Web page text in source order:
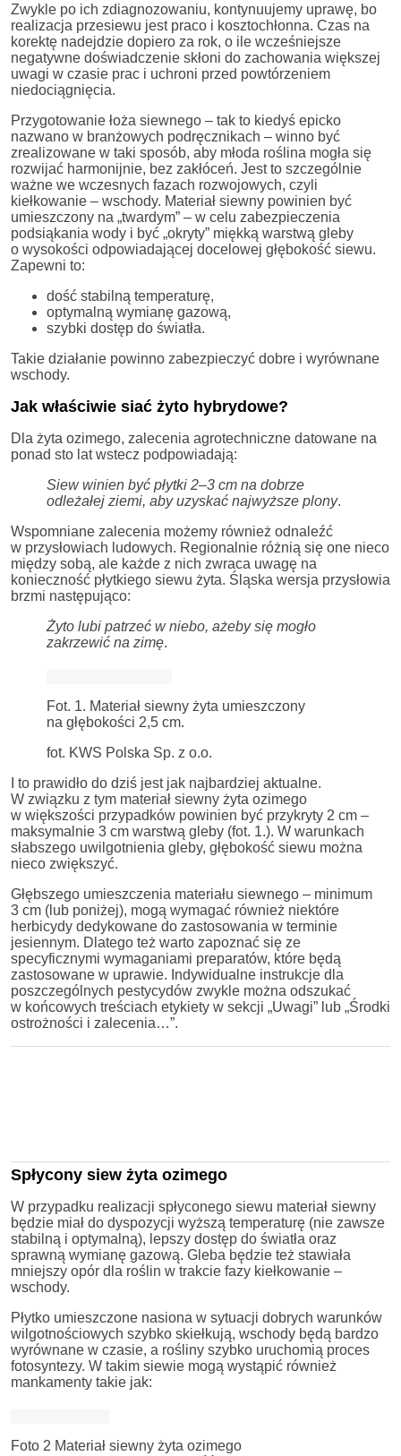
Zwykle po ich zdiagnozowaniu, kontynuujemy uprawę, bo
realizacja przesiewu jest praco i kosztochłonna. Czas na
korektę nadejdzie dopiero za rok, o ile wcześniejsze
negatywne doświadczenie skłoni do zachowania większej
uwagi w czasie prac i uchroni przed powtórzeniem
niedociągnięcia.
Przygotowanie łoża siewnego – tak to kiedyś epicko
nazwano w branżowych podręcznikach – winno być
zrealizowane w taki sposób, aby młoda roślina mogła się
rozwijać harmonijnie, bez zakłóceń. Jest to szczególnie
ważne we wczesnych fazach rozwojowych, czyli
kiełkowanie – wschody. Materiał siewny powinien być
umieszczony na „twardym” – w celu zabezpieczenia
podsiąkania wody i być „okryty” miękką warstwą gleby
o wysokości odpowiadającej docelowej głębokość siewu.
Zapewni to:
dość stabilną temperaturę,
optymalną wymianę gazową,
szybki dostęp do światła.
Takie działanie powinno zabezpieczyć dobre i wyrównane
wschody.
Jak właściwie siać żyto hybrydowe?
Dla żyta ozimego, zalecenia agrotechniczne datowane na
ponad sto lat wstecz podpowiadają:
Siew winien być płytki 2–3 cm na dobrze
odleżałej ziemi, aby uzyskać najwyższe plony.
Wspomniane zalecenia możemy również odnaleźć
w przysłowiach ludowych. Regionalnie różnią się one nieco
między sobą, ale każde z nich zwraca uwagę na
konieczność płytkiego siewu żyta. Śląska wersja przysłowia
brzmi następująco:
Żyto lubi patrzeć w niebo, ażeby się mogło
zakrzewić na zimę.
Fot. 1. Materiał siewny żyta umieszczony
na głębokości 2,5 cm.
fot. KWS Polska Sp. z o.o.
I to prawidło do dziś jest jak najbardziej aktualne.
W związku z tym materiał siewny żyta ozimego
w większości przypadków powinien być przykryty 2 cm –
maksymalnie 3 cm warstwą gleby (fot. 1.). W warunkach
słabszego uwilgotnienia gleby, głębokość siewu można
nieco zwiększyć.
Głębszego umieszczenia materiału siewnego – minimum
3 cm (lub poniżej), mogą wymagać również niektóre
herbicydy dedykowane do zastosowania w terminie
jesiennym. Dlatego też warto zapoznać się ze
specyficznymi wymaganiami preparatów, które będą
zastosowane w uprawie. Indywidualne instrukcje dla
poszczególnych pestycydów zwykle można odszukać
w końcowych treściach etykiety w sekcji „Uwagi” lub „Środki
ostrożności i zalecenia…”.
Spłycony siew żyta ozimego
W przypadku realizacji spłyconego siewu materiał siewny
będzie miał do dyspozycji wyższą temperaturę (nie zawsze
stabilną i optymalną), lepszy dostęp do światła oraz
sprawną wymianę gazową. Gleba będzie też stawiała
mniejszy opór dla roślin w trakcie fazy kiełkowanie –
wschody.
Płytko umieszczone nasiona w sytuacji dobrych warunków
wilgotnościowych szybko skiełkują, wschody będą bardzo
wyrównane w czasie, a rośliny szybko uruchomią proces
fotosyntezy. W takim siewie mogą wystąpić również
mankamenty takie jak:
Foto 2 Materiał siewny żyta ozimego